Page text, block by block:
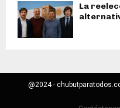
La
@2024 -